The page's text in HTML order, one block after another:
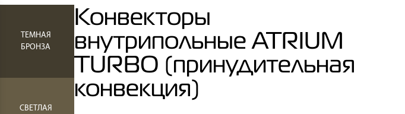
ТЕМНАЯ
БРОНЗА
СВЕТЛАЯ
Конвекторы
внутрипольные ATRIUM
TURBO (принудительная
конвекция)